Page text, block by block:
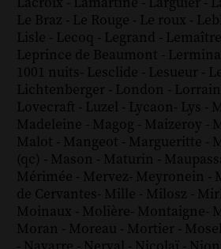
Lacroix - Lamartine - Larguier -
Le Braz - Le Rouge - Le roux -
Lisle - Lecoq - Legrand - Lemaître
Leprince de Beaumont - Lermina
1001 nuits- Lesclide - Lesueur -
Lichtenberger - London - Lorrain
Lovecraft - Luzel - Lycaon- Lys -
Madeleine - Magog - Maizeroy -
Malot - Mangeot - Margueritte -
(qc) - Mason - Maturin -
Mérimée - Mervez- Meyronein -
de Cervantes- Mille - Milosz -
Moinaux - Molière- Montaigne-
Moran - Moreau - Mortier -